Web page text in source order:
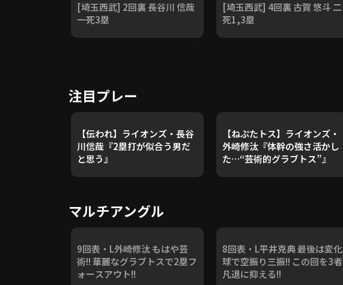
[埼玉西武] 2回裏 長谷川 信哉
一死3塁
[埼玉西武] 4回裏 古賀 悠斗 二
死1,3塁
注目プレー
【伝われ】ライオンズ・長谷
川信哉『2塁打が似合う男だ
と思う』
【ねぷたトス】ライオンズ・
外崎修汰『体幹の強さ活かし
た…“芸術的グラブトス”』
マルチアングル
9回表・L外崎修汰 もはや芸
術!! 華麗なグラブトスで2塁フ
ォースアウト!!
8回表・L平井克典 最後は変化
球で空振り三振!! この回を3者
凡退に抑える!!